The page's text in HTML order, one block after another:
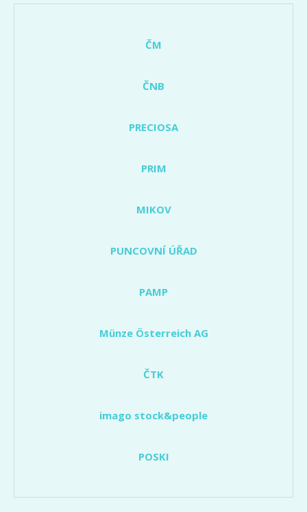
ČM
ČNB
PRECIOSA
PRIM
MIKOV
PUNCOVNÍ ÚŘAD
PAMP
Münze Österreich AG
ČTK
imago stock&people
POSKI